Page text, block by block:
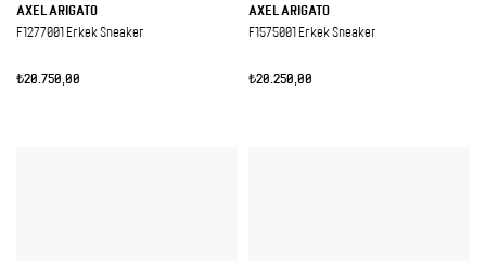
AXEL ARIGATO
F1277001 Erkek Sneaker
₺20.750,00
AXEL ARIGATO
F1575001 Erkek Sneaker
₺20.250,00